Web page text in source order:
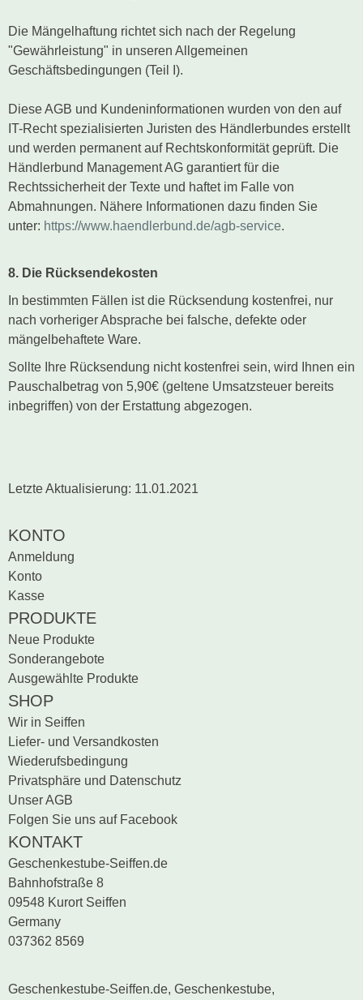
Die Mängelhaftung richtet sich nach der Regelung
"Gewährleistung" in unseren Allgemeinen
Geschäftsbedingungen (Teil I).
Diese AGB und Kundeninformationen wurden von den auf
IT-Recht spezialisierten Juristen des Händlerbundes erstellt
und werden permanent auf Rechtskonformität geprüft. Die
Händlerbund Management AG garantiert für die
Rechtssicherheit der Texte und haftet im Falle von
Abmahnungen. Nähere Informationen dazu finden Sie
unter: https://www.haendlerbund.de/agb-service.
8. Die Rücksendekosten
In bestimmten Fällen ist die Rücksendung kostenfrei, nur
nach vorheriger Absprache bei falsche, defekte oder
mängelbehaftete Ware.
Sollte Ihre Rücksendung nicht kostenfrei sein, wird Ihnen ein
Pauschalbetrag von 5,90€ (geltene Umsatzsteuer bereits
inbegriffen) von der Erstattung abgezogen.
Letzte Aktualisierung: 11.01.2021
KONTO
Anmeldung
Konto
Kasse
PRODUKTE
Neue Produkte
Sonderangebote
Ausgewählte Produkte
SHOP
Wir in Seiffen
Liefer- und Versandkosten
Wiederufsbedingung
Privatsphäre und Datenschutz
Unser AGB
Folgen Sie uns auf Facebook
KONTAKT
Geschenkestube-Seiffen.de
Bahnhofstraße 8
09548 Kurort Seiffen
Germany
037362 8569
Geschenkestube-Seiffen.de, Geschenkestube,